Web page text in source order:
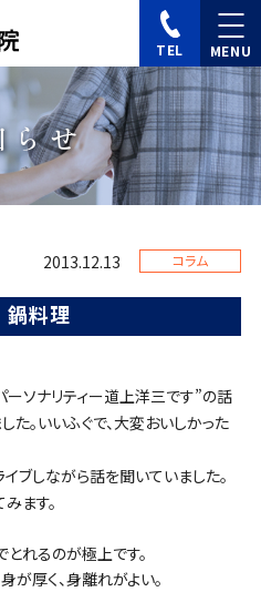
TEL
らせ
2013.12.13 コラム
料理
ーソナリティー道上洋三です”の話
た。いいふぐで、大変おいしかった
ブしながら話を聞いていました。
ます。
とれるのが極上です。
が厚く、身離れがよい。